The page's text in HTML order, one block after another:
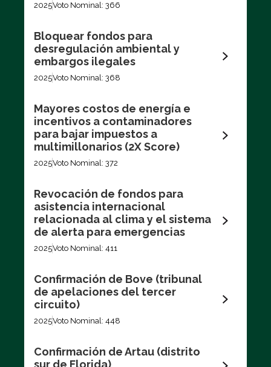
2025Voto Nominal: 366
Bloquear fondos para
desregulación ambiental y
embargos ilegales
2025Voto Nominal: 368
Mayores costos de energía e
incentivos a contaminadores
para bajar impuestos a
multimillonarios (2X Score)
2025Voto Nominal: 372
Revocación de fondos para
asistencia internacional
relacionada al clima y el sistema
de alerta para emergencias
2025Voto Nominal: 411
Confirmación de Bove (tribunal
de apelaciones del tercer
circuito)
2025Voto Nominal: 448
Confirmación de Artau (distrito
sur de Florida)